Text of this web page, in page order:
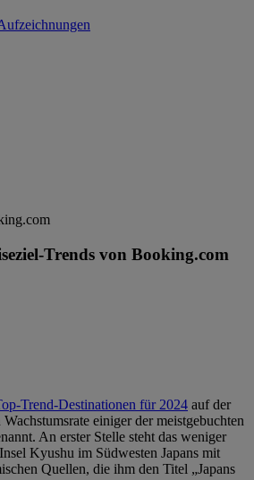
Trends von Booking.com
Trend-Destinationen für 2024 auf der
einiger der meistgebuchten
An erster Stelle steht das weniger
Kyushu im Südwesten Japans mit
Quellen, die ihm den Titel „Japans